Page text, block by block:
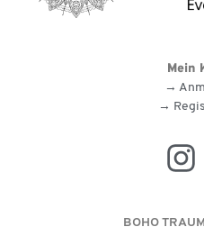
Mein
→
→
BOHO